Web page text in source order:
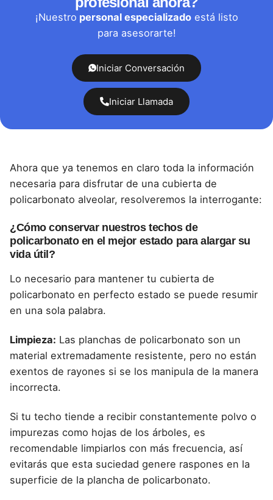
¡Nuestro personal especializadoestá listo
para asesorarte!
Iniciar Conversación
Iniciar Llamada
Ahora que ya tenemos en claro toda la información
necesaria para disfrutar de una cubierta de
policarbonato alveolar, resolveremos la interrogante:
¿Cómo conservar nuestros techos de
policarbonato en el mejor estado para alargar su
vida útil?
Lo necesario para mantener tu cubierta de
policarbonato en perfecto estado se puede resumir
en una sola palabra.
Limpieza: Las planchas de policarbonato son un
material extremadamente resistente, pero no están
exentos de rayones si se los manipula de la manera
incorrecta.
Si tu techo tiende a recibir constantemente polvo o
impurezas como hojas de los árboles, es
recomendable limpiarlos con más frecuencia, así
evitarás que esta suciedad genere raspones en la
superficie de la plancha de policarbonato.